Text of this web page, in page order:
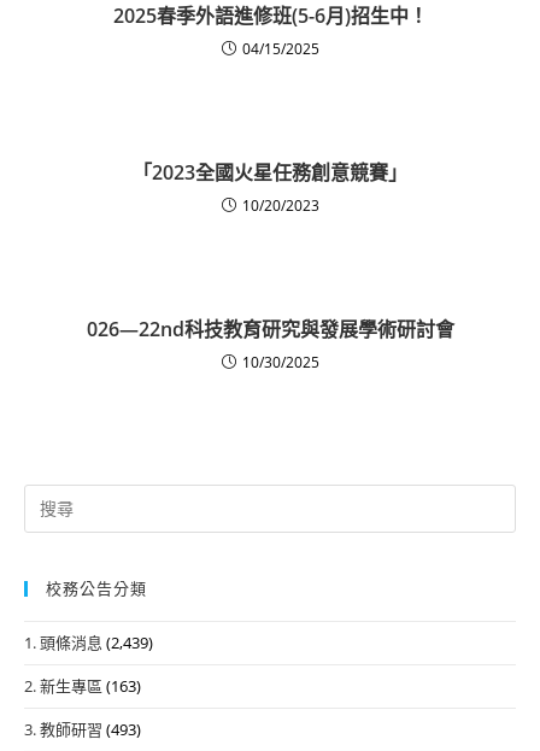
2025春季外語進修班(5-6月)招生中！
04/15/2025
「2023全國火星任務創意競賽」
10/20/2023
026—22nd科技教育研究與發展學術研討會
10/30/2025
Search
for:
校務公告分類
1. 頭條消息 (2,439)
2. 新生專區 (163)
3. 教師研習 (493)